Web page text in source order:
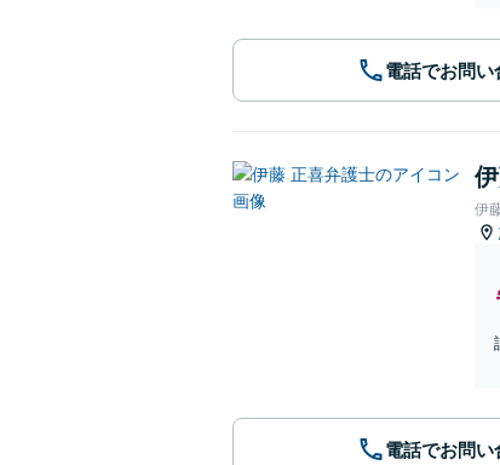
電話でお問い
伊
電話でお問い